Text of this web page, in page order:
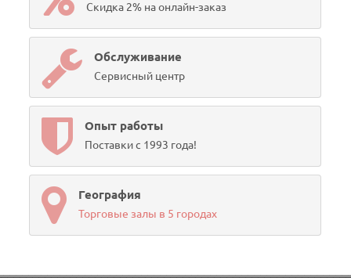
Скидка 2% на онлайн-заказ
Обслуживание
Сервисный центр
Опыт работы
Поставки с 1993 года!
География
Торговые залы в 5 городах